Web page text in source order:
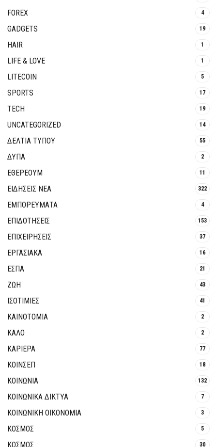
FOREX 4
GADGETS 19
HAIR 1
LIFE & LOVE 1
LITECOIN 5
SPORTS 17
TECH 19
UNCATEGORIZED 14
ΔΕΛΤΙΑ ΤΥΠΟΥ 55
ΔΥΠΑ 2
ΕΘΈΡΕΟΥΜ 11
ΕΙΔΗΣΕΙΣ ΝΕΑ 322
ΕΜΠΟΡΕΥΜΑΤΑ 4
ΕΠΙΔΟΤΗΣΕΙΣ 153
ΕΠΙΧΕΙΡΗΣΕΙΣ 37
ΕΡΓΑΣΙΑΚΑ 16
ΕΣΠΑ 21
ΖΩΗ 43
ΙΣΟΤΙΜΙΕΣ 41
ΚΑΙΝΟΤΟΜΊΑ 2
ΚΑΛΟ 2
ΚΑΡΙΕΡΑ 77
ΚΟΙΝΣΕΠ 18
ΚΟΙΝΩΝΙΑ 132
ΚΟΙΝΩΝΙΚΆ ΔΊΚΤΥΑ 7
ΚΟΙΝΩΝΙΚΉ ΟΙΚΟΝΟΜΊΑ 3
ΚΟΣΜΟΣ 5
ΚΟΣΜΟΣ 30